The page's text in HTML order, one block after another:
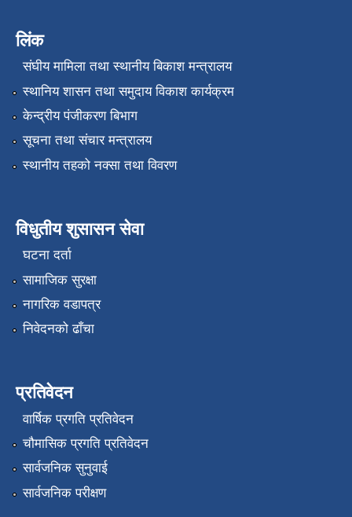
लिंक
संघीय मामिला तथा स्थानीय बिकाश मन्त्रालय
स्थानिय शासन तथा समुदाय विकाश कार्यक्रम
केन्द्रीय पंजीकरण बिभाग
सूचना तथा संचार मन्त्रालय
स्थानीय तहको नक्सा तथा विवरण
विधुतीय शुसासन सेवा
घटना दर्ता
सामाजिक सुरक्षा
नागरिक वडापत्र
निवेदनको ढाँचा
प्रतिवेदन
वार्षिक प्रगति प्रतिवेदन
चौमासिक प्रगति प्रतिवेदन
सार्वजनिक सुनुवाई
सार्वजनिक परीक्षण